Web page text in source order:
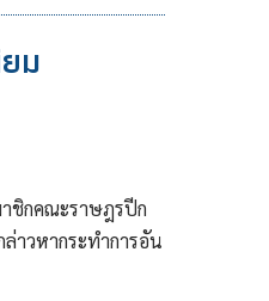
ม
าชิกคณะราษฎรปีก
าวหากระทำการอัน